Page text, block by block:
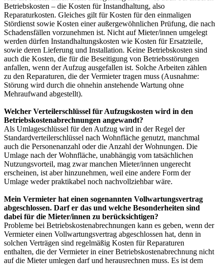
Betriebskosten – die Kosten für Instandhaltung, also
Reparaturkosten. Gleiches gilt für Kosten für den einmaligen
Stördienst sowie Kosten einer außergewöhnlichen Prüfung, die nach
Schadensfällen vorzunehmen ist. Nicht auf Mieter/innen umgelegt
werden dürfen Instandhaltungskosten wie Kosten für Ersatzteile,
sowie deren Lieferung und Installation. Keine Betriebskosten sind
auch die Kosten, die für die Beseitigung von Betriebsstörungen
anfallen, wenn der Aufzug ausgefallen ist. Solche Arbeiten zählen
zu den Reparaturen, die der Vermieter tragen muss (Ausnahme:
Störung wird durch die ohnehin anstehende Wartung ohne
Mehraufwand abgestellt).
Welcher Verteilerschlüssel für Aufzugskosten wird in den
Betriebskostenabrechnungen angewandt?
Als Umlageschlüssel für den Aufzug wird in der Regel der
Standardverteilerschlüssel nach Wohnfläche genutzt, manchmal
auch die Personenanzahl oder die Anzahl der Wohnungen. Die
Umlage nach der Wohnfläche, unabhängig vom tatsächlichen
Nutzungsvorteil, mag zwar manchen Mieter/innen ungerecht
erscheinen, ist aber hinzunehmen, weil eine andere Form der
Umlage weder praktikabel noch nachvollziehbar wäre.
Mein Vermieter hat einen sogenannten Vollwartungsvertrag
abgeschlossen. Darf er das und welche Besonderheiten sind
dabei für die Mieter/innen zu berücksichtigen?
Probleme bei Betriebskostenabrechnungen kann es geben, wenn der
Vermieter einen Vollwartungsvertrag abgeschlossen hat, denn in
solchen Verträgen sind regelmäßig Kosten für Reparaturen
enthalten, die der Vermieter in einer Betriebskostenabrechnung nicht
auf die Mieter umlegen darf und herausrechnen muss. Es ist dem